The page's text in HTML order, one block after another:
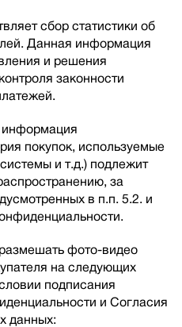
сбор статистики об
Данная информация
и решения
законности
покупок, используемые
и т.д.) подлежит
за
в п.п. 5.2. и
фото-видео
на следующих
подписания
и Согласия
данных: